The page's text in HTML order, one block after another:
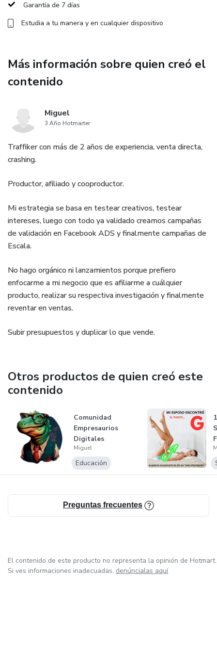
acceder a los Términos y Políticas de Hotmartaquí, incluso
(Link para el anexo en la palabra AQUÍ:
Garantía de 7 días
Estudia a tu manera y en cualquier dispositivo
Más información sobre quien creó el
contenido
Miguel
3 Año Hotmarter
Traffiker con más de 2 años de experiencia, venta directa,
crashing.
Productor, afiliado y cooproductor.
Mi estrategia se basa en testear creativos, testear
intereses, luego con todo ya validado creamos campañas
de validación en Facebook ADS y finalmente campañas de
Escala.
No hago orgánico ni lanzamientos porque prefiero
enfocarme a mi negocio que es afiliarme a cuálquier
producto, realizar su respectiva investigación y finalmente
reventar en ventas.
Subir presupuestos y duplicar lo que vende.
Otros productos de quien creó este
contenido
Comunidad
Empresaurios
Digitales
Miguel
Educación
Preguntas frecuentes
El contenido de este producto no representa la opinión de Hotmart.
Si ves informaciones inadecuadas, denúncialas aquí